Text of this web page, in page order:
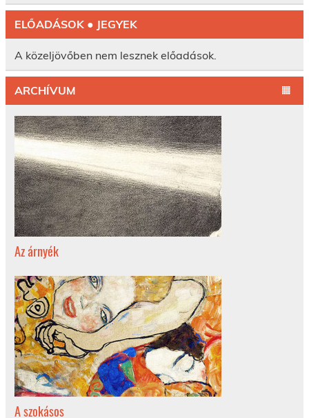
ELŐADÁSOK ● JEGYEK
A közeljövőben nem lesznek előadások.
ARCHÍVUM
Az árnyék
A szokásos